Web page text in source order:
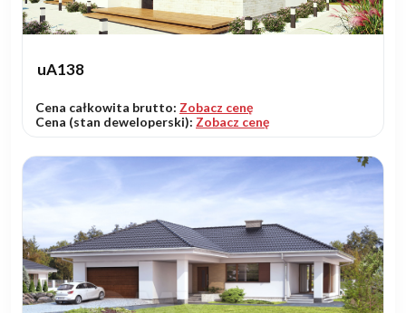
uA138
Cena całkowita brutto: Zobacz cenę
Cena (stan deweloperski): Zobacz cenę